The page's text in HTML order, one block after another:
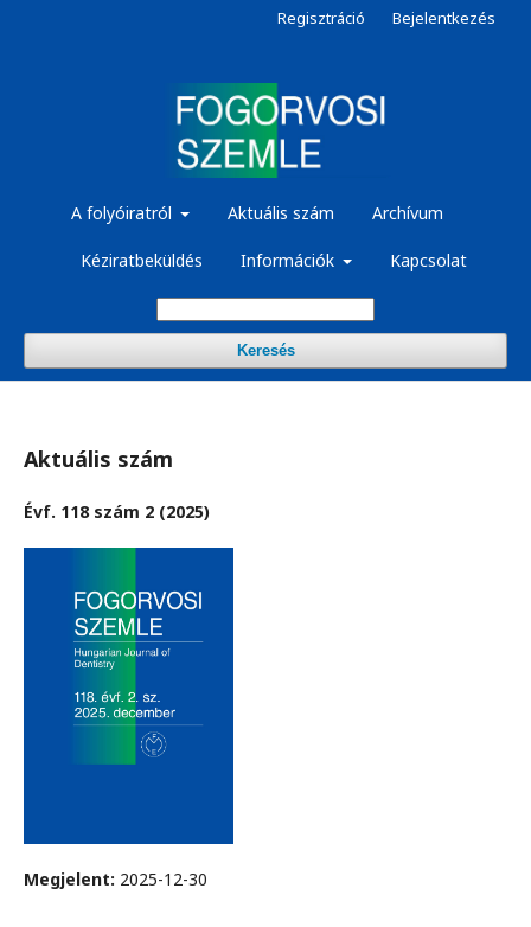
A folyóiratról Aktuális szám Archívum
Kéziratbeküldés Információk Kapcsolat
Keresés
Regisztráció Bejelentkezés
Aktuális szám
Évf. 118 szám 2 (2025)
Megjelent: 2025-12-30